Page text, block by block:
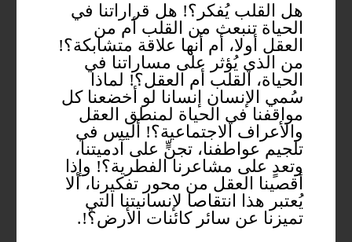
هل القلب يُفكر؟! هل قراراتنا في
الحياة تنبعث من القلب أم من
العقل أولا، أم أنها علاقة متشابكة؟!
من الذي يُؤثر على مساراتنا في
الحياة، القلب أم العقل؟! لماذا
سُمي الإنسان إنسانا لو أخضعنا كل
مواقفنا في الحياة لمنطق العقل
والأعراف الاجتماعية؟! أليس في
تلجيم عواطفنا، تجنٍّ على آدميتنا،
وتعدٍ على مشاعرنا الفطرية؟! وإذا
أقصينا العقل من محور تفكيرنا، ألا
يُعتبر هذا انتقاصا لإنسانيتنا التي
تميزنا عن سائر كائنات الأرض؟!.